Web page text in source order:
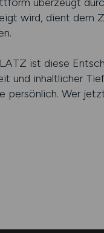
wird, dient dem
ist diese
und inhaltlicher
persönlich. Wer